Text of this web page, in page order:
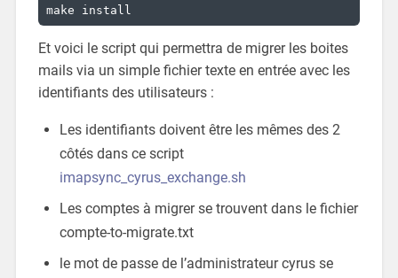
make install
Et voici le script qui permettra de migrer les boites
mails via un simple fichier texte en entrée avec les
identifiants des utilisateurs :
Les identifiants doivent être les mêmes des 2
côtés dans ce script
imapsync_cyrus_exchange.sh
Les comptes à migrer se trouvent dans le fichier
compte-to-migrate.txt
le mot de passe de l’administrateur cyrus se